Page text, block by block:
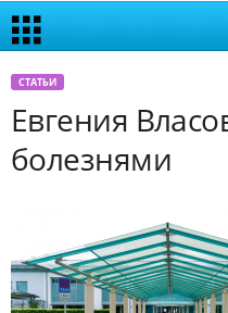
СТАТЬИ
Евгения
болезнями